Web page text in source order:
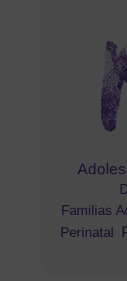
Familias
Perinatal